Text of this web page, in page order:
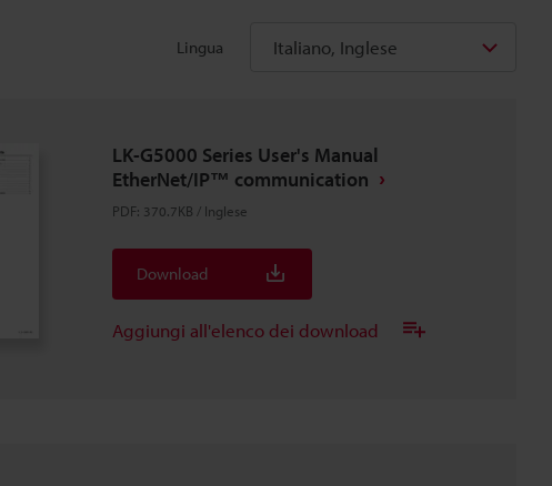
Lingua Italiano, Inglese
LK-G5000 Series User's Manual
EtherNet/IP™ communication
PDF: 370.7KB / Inglese
Download
Aggiungi all'elenco dei download